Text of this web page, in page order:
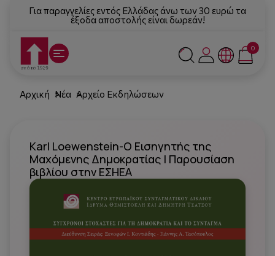
Για παραγγελίες εντός Ελλάδας άνω των 30 ευρώ τα
έξοδα αποστολής είναι δωρεάν!
0
Αρχική Νέα Αρχείο Εκδηλώσεων
Karl Loewenstein-Ο Εισηγητής της
Μαχόμενης Δημοκρατίας | Παρουσίαση
βιβλίου στην ΕΣΗΕΑ